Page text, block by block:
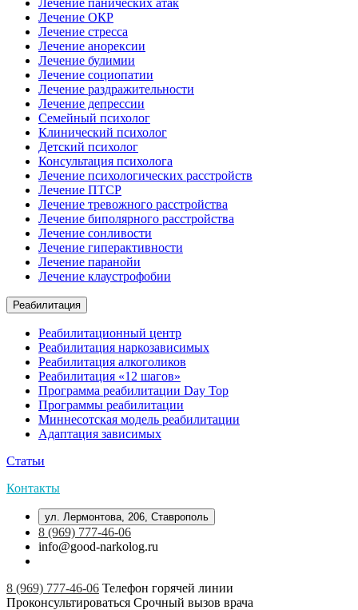
Лечение панических атак
Лечение ОКР
Лечение стресса
Лечение анорексии
Лечение булимии
Лечение социопатии
Лечение раздражительности
Лечение депрессии
Семейный психолог
Клинический психолог
Детский психолог
Консультация психолога
Лечение психологических расстройств
Лечение ПТСР
Лечение тревожного расстройства
Лечение биполярного расстройства
Лечение сонливости
Лечение гиперактивности
Лечение паранойи
Лечение клаустрофобии
Реабилитация
Реабилитационный центр
Реабилитация наркозависимых
Реабилитация алкоголиков
Реабилитация «12 шагов»
Программа реабилитации Day Top
Программы реабилитации
Миннесотская модель реабилитации
Адаптация зависимых
Статьи
Контакты
ул. Лермонтова, 206, Ставрополь
8 (969) 777-46-06
info@good-narkolog.ru
8 (969) 777-46-06 Телефон горячей линии
Проконсультироваться Срочный вызов врача